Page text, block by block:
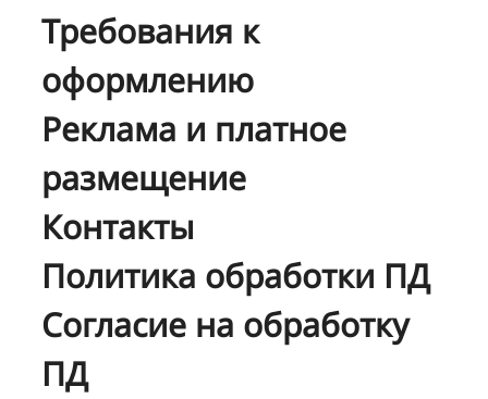
Требования к
оформлению
Реклама и платное
размещение
Контакты
Политика обработки ПД
Согласие на обработку
ПД